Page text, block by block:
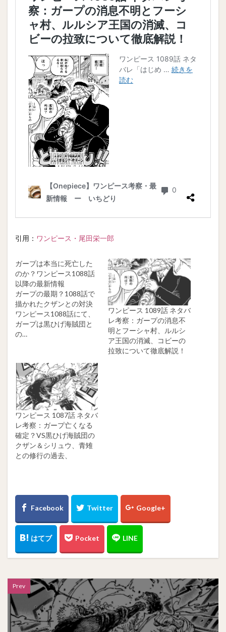
引用： ワンピース・尾田栄一郎
ガープは本当に死亡した
のか？ワンピース1088話
以降の最新情報
ガープの最期？1088話で
描かれたクザンとの対決
ワンピース1088話にて、
ガープは黒ひげ海賊団と
の…
ワンピース 1089話 ネタバ
レ考察：ガープの消息不
明とフーシャ村、ルルシ
ア王国の消滅、コビーの
拉致について徹底解説！
ワンピース 1087話 ネタバ
レ考察：ガープ亡くなる
確定？VS黒ひげ海賊団の
クザン＆シリュウ、青雉
との修行の過去、
Prev